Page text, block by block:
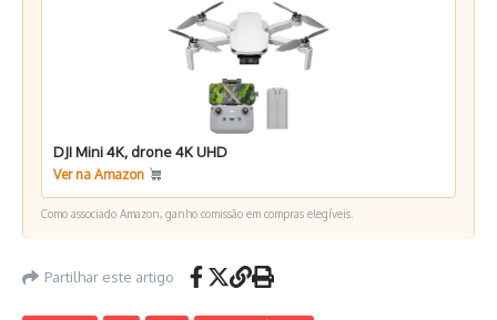
DJI Mini 4K, drone 4K UHD
Ver na Amazon
Como associado Amazon, ganho comissão em compras elegíveis.
Partilhar este artigo